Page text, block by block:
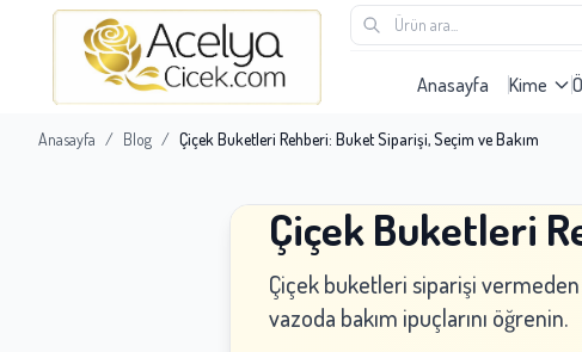
Anasayfa Kime
Anasayfa / Blog / Çiçek Buketleri Rehberi: Buket Siparişi, Seçim ve Bakım
Çiçek Buketleri
Çiçek buketleri siparişi
vazoda bakım ipuçlarını öğrenin.